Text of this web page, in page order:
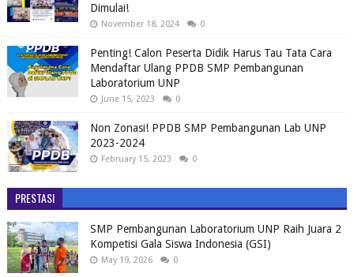
Dimulai!
November 18, 2024 0
Penting! Calon Peserta Didik Harus Tau Tata Cara
Mendaftar Ulang PPDB SMP Pembangunan
Laboratorium UNP
June 15, 2023 0
Non Zonasi! PPDB SMP Pembangunan Lab UNP
2023-2024
February 15, 2023 0
PRESTASI
SMP Pembangunan Laboratorium UNP Raih Juara 2
Kompetisi Gala Siswa Indonesia (GSI)
May 19, 2026 0